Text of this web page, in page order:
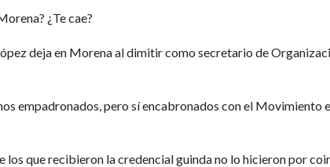
¿Te cae?
deja en Morena al dimitir como secretario de
empadronados, pero sí encabronados con el
los que recibieron la credencial guinda no lo hicieron por